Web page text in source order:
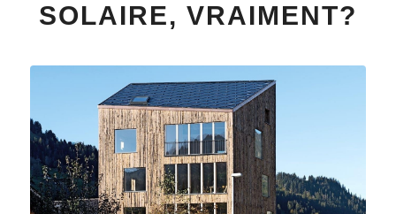
SOLAIRE, VRAIMENT?